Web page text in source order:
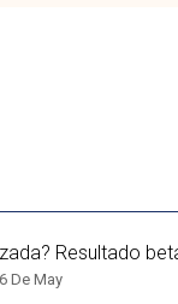
Resultado
6 De May